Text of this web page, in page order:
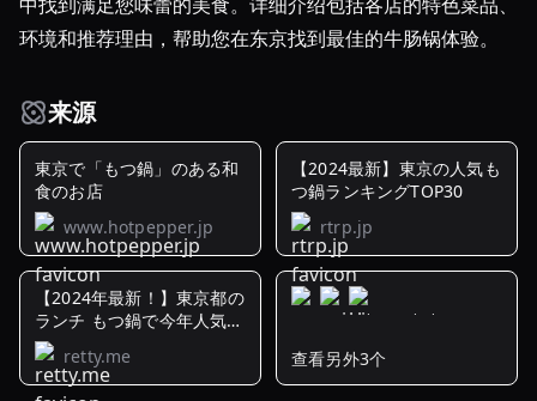
环境和推荐理由，帮助您在东京找到最佳的牛肠锅体验。
来源
東京で「もつ鍋」のある和
食のお店
www.hotpepper.jp
【2024最新】東京の人気も
つ鍋ランキングTOP30
rtrp.jp
【2024年最新！】東京都の
ランチ もつ鍋で今年人気の
... - Retty
retty.me
東
查看另外3个